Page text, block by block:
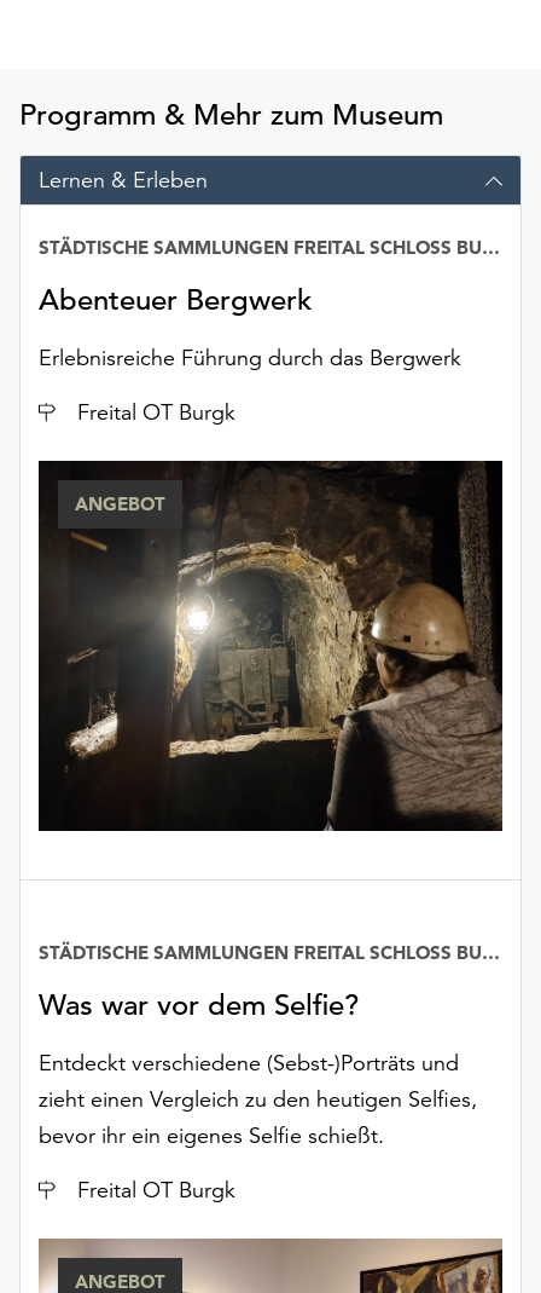
Einverständnis
weiterhin
ausgeführt.
Sie
verwendeten
anpassen,
Sie
Einstellungen
Schaltfläche
Informationen
unserer
oder
Impressum
Programm & Mehr zum Museum
Lernen & Erleben
Abenteuer Bergwerk
STÄDTISCHE SAMMLUNGEN FREITAL SCHLOSS BURGK
Erlebnisreiche Führung durch das Bergwerk
Ort
Freital OT Burgk
ANGEBOT
Was war vor dem Selfie?
STÄDTISCHE SAMMLUNGEN FREITAL SCHLOSS BURGK
Entdeckt verschiedene (Sebst-)Porträts und
zieht einen Vergleich zu den heutigen Selfies,
bevor ihr ein eigenes Selfie schießt.
Ort
Freital OT Burgk
ANGEBOT